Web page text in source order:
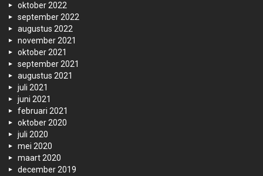
oktober 2022
september 2022
augustus 2022
november 2021
oktober 2021
september 2021
augustus 2021
juli 2021
juni 2021
februari 2021
oktober 2020
juli 2020
mei 2020
maart 2020
december 2019